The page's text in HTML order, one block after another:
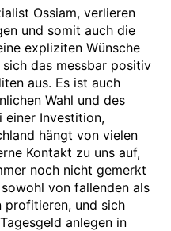
Ossiam, verlieren
und somit auch die
expliziten Wünsche
das messbar positiv
aus. Es ist auch
Wahl und des
einer Investition,
hängt von vielen
Kontakt zu uns auf,
noch nicht gemerkt
von fallenden als
profitieren, und sich
anlegen in